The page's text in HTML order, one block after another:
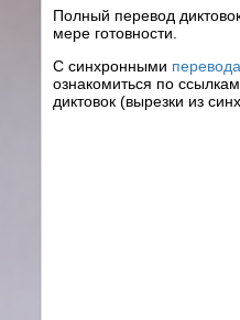
Полный перевод
мере готовности.
С синхронными
ознакомиться по
диктовок (вырезки из